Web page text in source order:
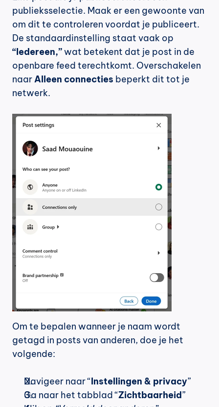
publieksselectie. Maak er een gewoonte van
om dit te controleren voordat je publiceert.
“Iedereen,” wat betekent dat je post in de
openbare feed terechtkomt. Overschakelen
naar Alleen connecties beperkt dit tot je
netwerk.
Om te bepalen wanneer je naam wordt
getagd in posts van anderen, doe je het
volgende:
Navigeer naar “Instellingen & privacy”
Ga naar het tabblad “Zichtbaarheid”